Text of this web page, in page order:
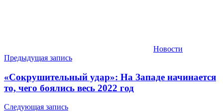
Новости
Навигация
по
записям
Предыдущая запись
«Сокрушительный удар»: На Западе начинается
то, чего боялись весь 2022 год
Следующая запись